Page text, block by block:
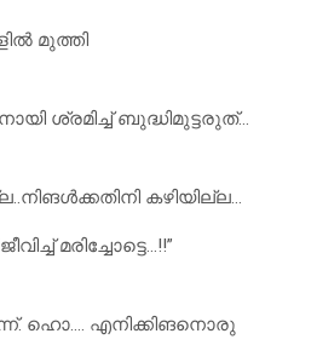
മുത്തി
ശ്രമിച്ച് ബുദ്ധിമുട്ടരുത്…
കഴിയില്ല…
മരിച്ചോട്ടെ…!!”
ഹൊ…. എനിക്കിങനൊരു